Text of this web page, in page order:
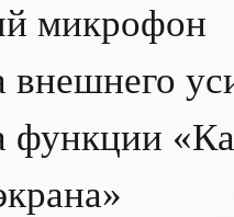
микрофон